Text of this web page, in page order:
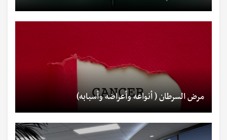
مرض السرطان ( أنواعه وأعراضه وأسبابه)